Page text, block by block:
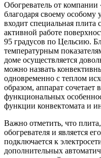
Обогреватель от
благодаря своему особому
входит специальная
активной работе
95 градусов по Цельсию.
температурным
доме осуществляется
можно назвать
одновременно с теплом
образом, аппарат сочетает
функциональных
функции конвектомата и
Важно отметить, что
обогревателя и является
подключается к
дополнительных